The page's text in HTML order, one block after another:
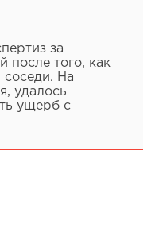
за
после того, как
соседи. На
удалось
ущерб с